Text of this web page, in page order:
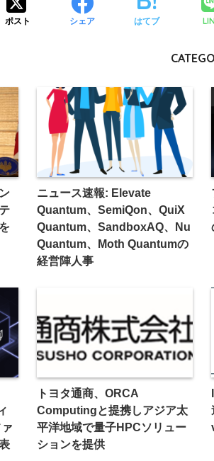
ポスト シェア はてブ
ニュース速報: Elevate
Quantum、SemiQon、QuiX
Quantum、SandboxAQ、Nu
Quantum、Moth Quantumの
経営陣人事
トヨタ通商、ORCA
Computingと提携しアジア太
平洋地域で量子HPCソリュー
ションを提供